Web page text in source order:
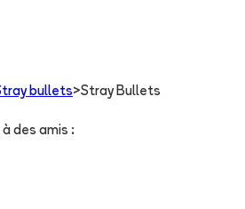
bullets>Stray Bullets
des amis :